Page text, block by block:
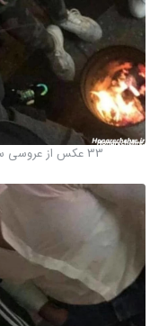
33 عکس از عروسی سارا و نیکا در خارج لحظات به یاد ماندنی